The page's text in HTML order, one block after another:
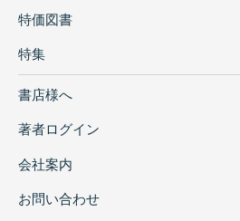
特価図書
特集
書店様へ
著者ログイン
会社案内
お問い合わせ